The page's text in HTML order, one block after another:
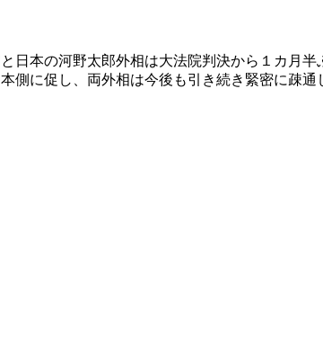
日本の河野太郎外相は大法院判決から１カ月
側に促し、両外相は今後も引き続き緊密に疎通